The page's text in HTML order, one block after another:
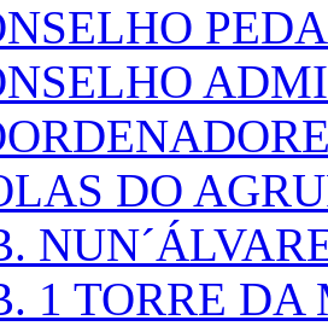
DO
1 TORRE